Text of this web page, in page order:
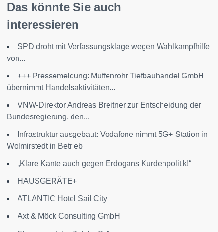
Das könnte Sie auch
interessieren
SPD droht mit Verfassungsklage wegen Wahlkampfhilfe
von...
+++ Pressemeldung: Muffenrohr Tiefbauhandel GmbH
übernimmt Handelsaktivitäten...
VNW-Direktor Andreas Breitner zur Entscheidung der
Bundesregierung, den...
Infrastruktur ausgebaut: Vodafone nimmt 5G+-Station in
Wolmirstedt in Betrieb
„Klare Kante auch gegen Erdogans Kurdenpolitik!“
HAUSGERÄTE+
ATLANTIC Hotel Sail City
Axt & Möck Consulting GmbH